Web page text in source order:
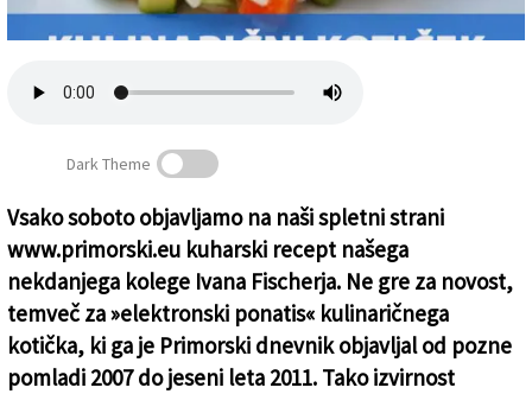
Založnik
Kulinarični kotiček (24)
Dark Theme
Vsako soboto objavljamo na naši spletni strani
www.primorski.eu kuharski recept našega
nekdanjega kolege Ivana Fischerja. Ne gre za novost,
temveč za »elektronski ponatis« kulinaričnega
kotička, ki ga je Primorski dnevnik objavljal od pozne
pomladi 2007 do jeseni leta 2011. Tako izvirnost